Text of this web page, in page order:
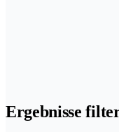
Ergebnisse